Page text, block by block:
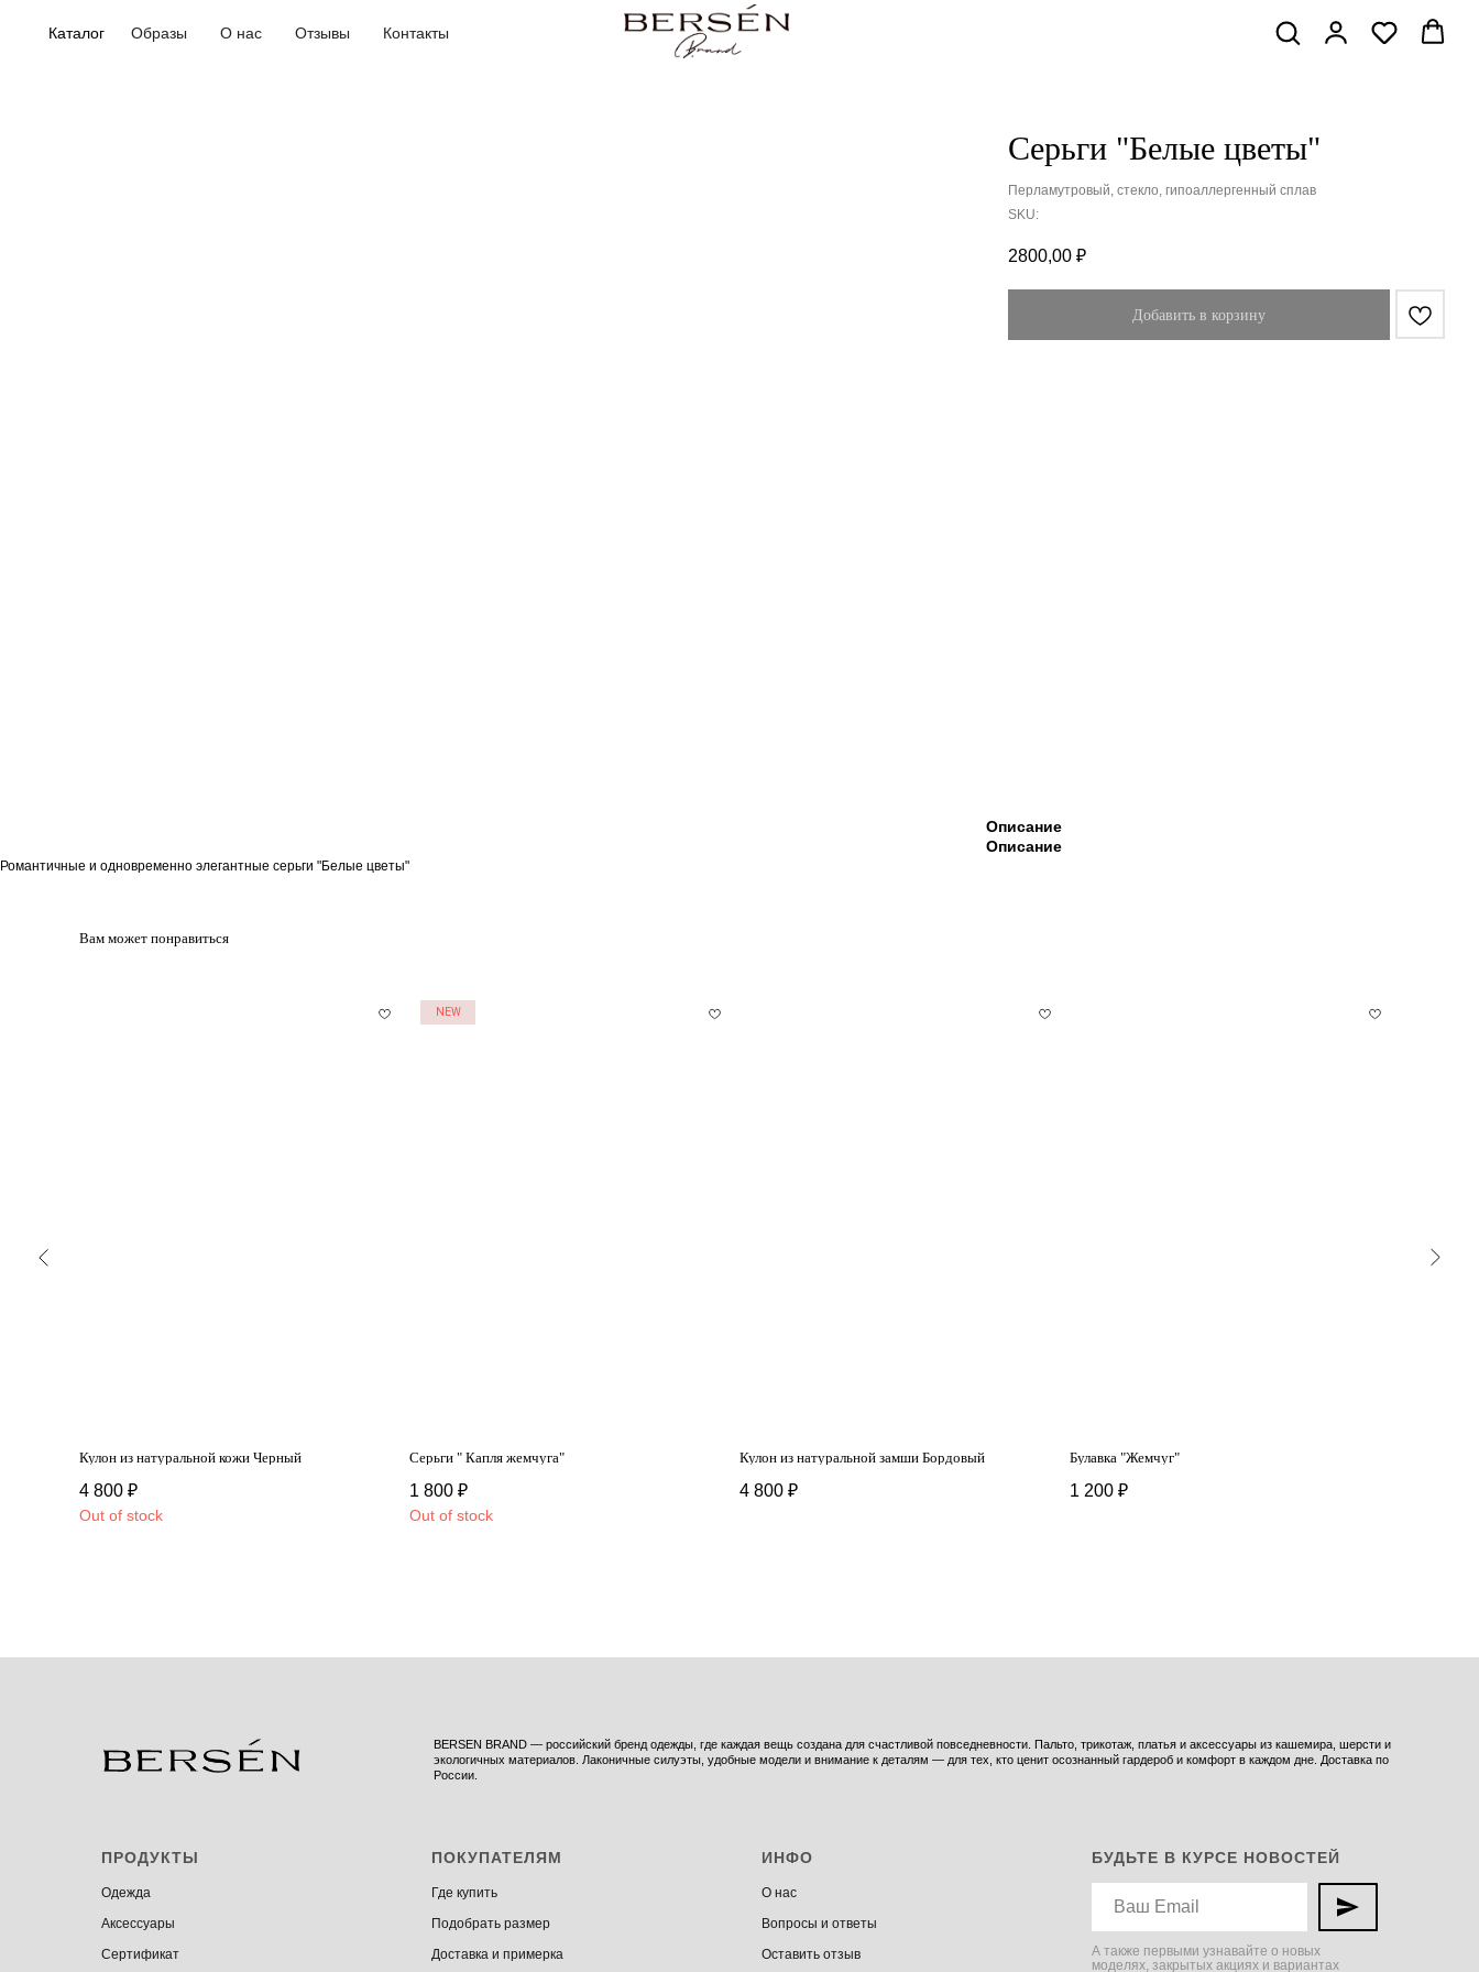
Каталог Образы О нас Отзывы Контакты
Серьги "Белые цветы"
Перламутровый, стекло, гипоаллергенный сплав
SKU:
2800,00 ₽
Добавить в корзину
Описание
Описание
Романтичные и одновременно элегантные серьги "Белые цветы"
Вам может понравиться
Кулон из натуральной кожи Черный
4 800 ₽
Out of stock
NEW
Серьги " Капля жемчуга"
1 800 ₽
Out of stock
Кулон из натуральной замши Бордовый
4 800 ₽
Булавка "Жемчуг"
1 200 ₽
BERSEN BRAND — российский бренд одежды, где каждая вещь создана для счастливой повседневности. Пальто, трикотаж, платья и аксессуары из кашемира, шерсти и
экологичных материалов. Лаконичные силуэты, удобные модели и внимание к деталям — для тех, кто ценит осознанный гардероб и комфорт в каждом дне. Доставка по
России.
ПРОДУКТЫ
Одежда
Аксессуары
Сертификат
ПОКУПАТЕЛЯМ
Где купить
Подобрать размер
Доставка и примерка
ИНФО
О нас
Вопросы и ответы
Оставить отзыв
БУДЬТЕ В КУРСЕ НОВОСТЕЙ
А также первыми узнавайте о новых
моделях, закрытых акциях и вариантах